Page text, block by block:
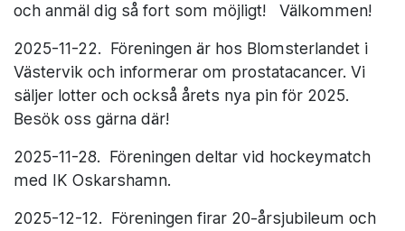
och anmäl dig så fort som möjligt! Välkommen!
2025-11-22. Föreningen är hos Blomsterlandet i
Västervik och informerar om prostatacancer. Vi
säljer lotter och också årets nya pin för 2025.
Besök oss gärna där!
2025-11-28. Föreningen deltar vid hockeymatch
med IK Oskarshamn.
2025-12-12. Föreningen firar 20-årsjubileum och